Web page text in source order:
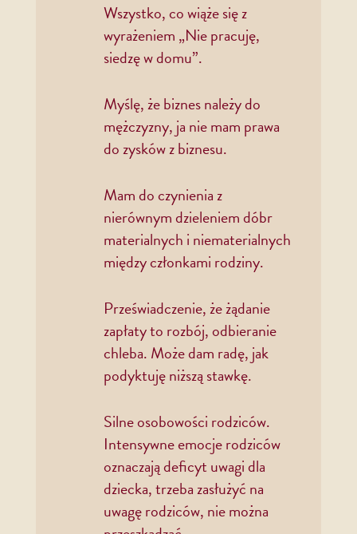
Wszystko, co wiąże się z
wyrażeniem „Nie pracuję,
siedzę w domu”.
Myślę, że biznes należy do
mężczyzny, ja nie mam prawa
do zysków z biznesu.
Mam do czynienia z
nierównym dzieleniem dóbr
materialnych i niematerialnych
między członkami rodziny.
Przeświadczenie, że żądanie
zapłaty to rozbój, odbieranie
chleba. Może dam radę, jak
podyktuję niższą stawkę.
Silne osobowości rodziców.
Intensywne emocje rodziców
oznaczają deficyt uwagi dla
dziecka, trzeba zasłużyć na
uwagę rodziców, nie można